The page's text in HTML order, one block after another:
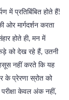
प्रतिबिंबित होते हैं!
मार्गदर्शन करता
होते ही, मन में
को देख रहे हैं, उतनी
नहीं करते कि यह
के प्रेरणा स्रोत को
केवल अंक नहीं,